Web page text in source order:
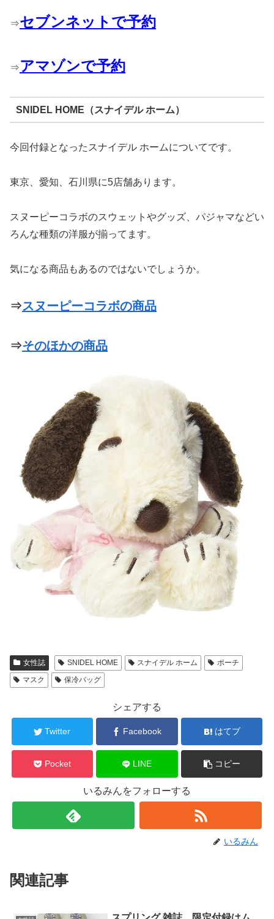
⇒セブンネットで予約
⇒アマゾンで予約
SNIDEL HOME（スナイデル ホーム）
今回付録となったスナイデル ホームについてです。
東京、愛知、石川県に5店舗あります。
スヌーピーコラボのスウェットやグッズ、パジャマなどい
ろんな種類の洋服が揃ってます。
気になる商品もあるのではないでしょうか。
⇒スヌーピーコラボの商品
⇒そのほかの商品
女性誌 SNIDEL HOME スナイデル ホーム
ポーチ
マスク
保冷バッグ
シェアする
Twitter Facebook はてブ
Pocket LINE コピー
いるみんをフォローする
いるみん
関連記事